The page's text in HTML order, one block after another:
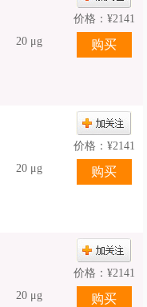
20 μg
价格： ¥2141
20 μg
价格： ¥2141
20 μg
价格： ¥2141